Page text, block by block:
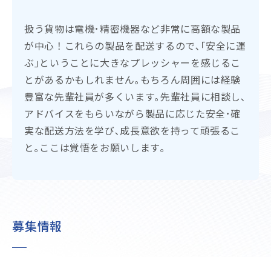
扱う貨物は電機･精密機器など非常に高額な製品
が中心！これらの製品を配送するので､｢安全に運
ぶ｣ということに大きなプレッシャーを感じるこ
とがあるかもしれません｡もちろん周囲には経験
豊富な先輩社員が多くいます｡先輩社員に相談し､
アドバイスをもらいながら製品に応じた安全･確
実な配送方法を学び､成長意欲を持って頑張るこ
と｡ここは覚悟をお願いします｡
募集情報